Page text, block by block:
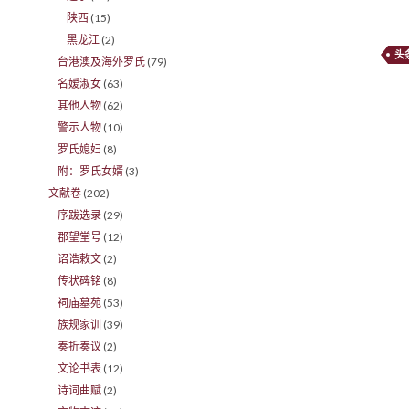
头
陕西 (15)
黑龙江 (2)
台港澳及海外罗氏 (79)
名嫒淑女 (63)
其他人物 (62)
警示人物 (10)
罗氏媳妇 (8)
附：罗氏女婿 (3)
文献卷 (202)
序跋选录 (29)
郡望堂号 (12)
诏诰敕文 (2)
传状碑铭 (8)
祠庙墓苑 (53)
族规家训 (39)
奏折奏议 (2)
文论书表 (12)
诗词曲赋 (2)